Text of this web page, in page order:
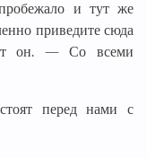
и тут же
приведите сюда
он. — Со всеми
перед нами с